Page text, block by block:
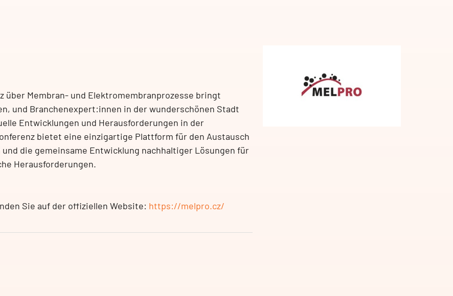
über Membran- und Elektromembranprozesse bringt
und Branchenexpert:innen in der wunderschönen Stadt
Entwicklungen und Herausforderungen in der
bietet eine einzigartige Plattform für den Austausch
die gemeinsame Entwicklung nachhaltiger Lösungen für
Herausforderungen.
Sie auf der offiziellen Website: https://melpro.cz/